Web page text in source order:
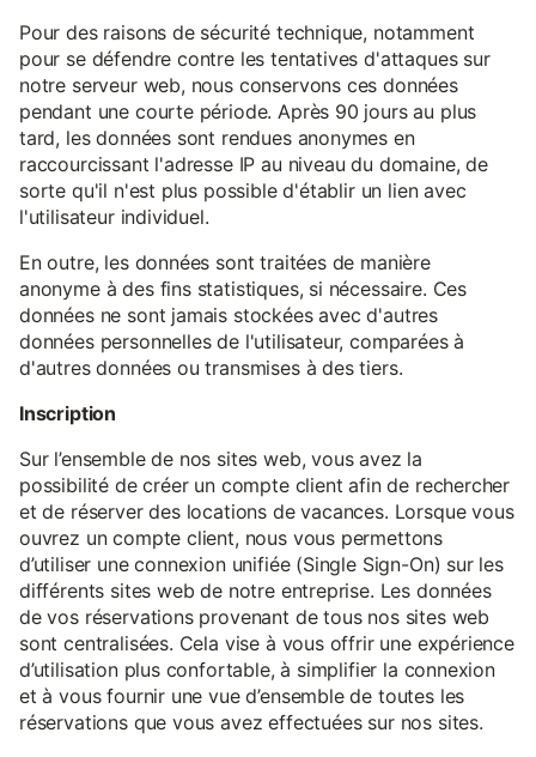
Pour des raisons de sécurité technique, notamment
pour se défendre contre les tentatives d'attaques sur
notre serveur web, nous conservons ces données
pendant une courte période. Après 90 jours au plus
tard, les données sont rendues anonymes en
raccourcissant l'adresse IP au niveau du domaine, de
sorte qu'il n'est plus possible d'établir un lien avec
l'utilisateur individuel.
En outre, les données sont traitées de manière
anonyme à des fins statistiques, si nécessaire. Ces
données ne sont jamais stockées avec d'autres
données personnelles de l'utilisateur, comparées à
d'autres données ou transmises à des tiers.
Inscription
Sur l’ensemble de nos sites web, vous avez la
possibilité de créer un compte client afin de rechercher
et de réserver des locations de vacances. Lorsque vous
ouvrez un compte client, nous vous permettons
d’utiliser une connexion unifiée (Single Sign-On) sur les
différents sites web de notre entreprise. Les données
de vos réservations provenant de tous nos sites web
sont centralisées. Cela vise à vous offrir une expérience
d’utilisation plus confortable, à simplifier la connexion
et à vous fournir une vue d’ensemble de toutes les
réservations que vous avez effectuées sur nos sites.